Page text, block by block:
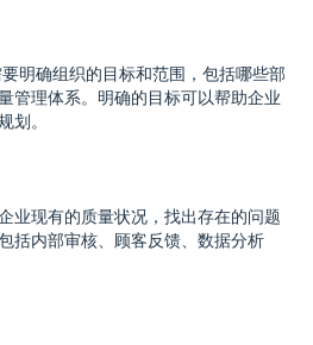
明确组织的目标和范围，包括哪些部
管理体系。明确的目标可以帮助企业
划。
业现有的质量状况，找出存在的问题
括内部审核、顾客反馈、数据分析